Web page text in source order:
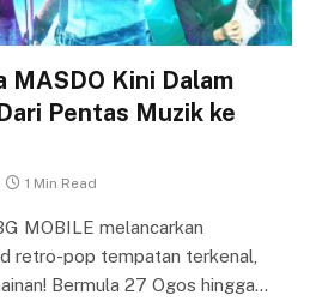
MASDO Kini Dalam
Pentas Muzik ke
1 Min Read
MOBILE melancarkan
retro-pop tempatan terkenal,
Bermula 27 Ogos hingga…